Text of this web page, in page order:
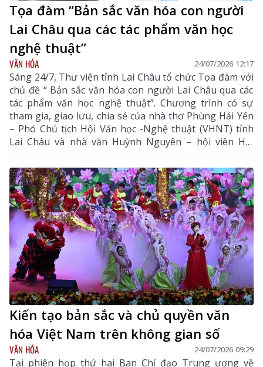
Tọa đàm “Bản sắc văn hóa con người
Lai Châu qua các tác phẩm văn học
nghệ thuật”
VĂN HÓA 24/07/2026 12:17
Sáng 24/7, Thư viện tỉnh Lai Châu tổ chức Tọa đàm với
chủ đề “ Bản sắc văn hóa con người Lai Châu qua các
tác phẩm văn học nghệ thuật”. Chương trình có sự
tham gia, giao lưu, chia sẻ của nhà thơ Phùng Hải Yến
– Phó Chủ tịch Hội Văn học -Nghệ thuật (VHNT) tỉnh
Lai Châu và nhà văn Huỳnh Nguyên – hội viên Hội
VHNT các dân tộc thiểu số Việt Nam, hội viên Hội
VHNT tỉnh Lai Châu và đông đảo bạn đọc, đặc biệt là
các em thiếu nhi yêu sách.
Kiến tạo bản sắc và chủ quyền văn
hóa Việt Nam trên không gian số
VĂN HÓA 24/07/2026 09:29
Tại phiên họp thứ hai Ban Chỉ đạo Trung ương về